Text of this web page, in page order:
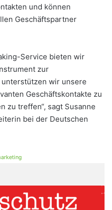
und können
Geschäftspartner
Service bieten wir
zur
unterstützen wir unsere
Geschäftskontakte zu
zu treffen“, sagt Susanne
bei der Deutschen